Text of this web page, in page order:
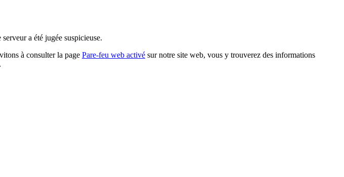
a été jugée suspicieuse.
à consulter la page Pare-feu web activé sur notre site web, vous y trouverez des informations